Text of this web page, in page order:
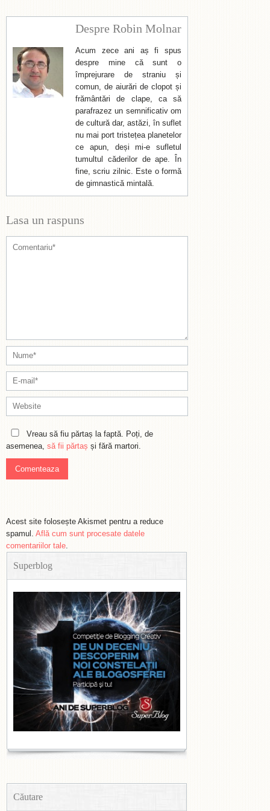
Despre Robin Molnar
Acum zece ani aș fi spus
despre mine că sunt o
împrejurare de straniu și
comun, de aiurări de clopot și
frământări de clape, ca să
parafrazez un semnificativ om
de cultură dar, astăzi, în suflet
nu mai port tristețea planetelor
ce apun, deși mi-e sufletul
tumultul căderilor de ape. În
fine, scriu zilnic. Este o formă
de gimnastică mintală.
Lasa un raspuns
Vreau să fiu părtaș la faptă. Poți, de
asemenea, să fii părtaș și fără martori.
Acest site folosește Akismet pentru a reduce
spamul. Află cum sunt procesate datele
comentariilor tale.
Superblog
Căutare